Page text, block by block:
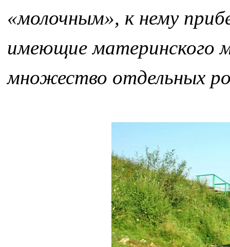
«молочным», к нему
имеющие материнского
множество отдельных